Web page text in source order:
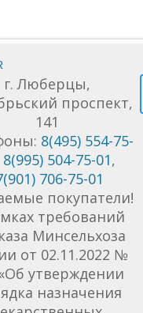
г. Люберцы,
проспект,
141
8(495) 554-75-
8(995) 504-75-01,
706-75-01
покупатели!
требований
Минсельхоза
от 02.11.2022 №
утверждении
назначения